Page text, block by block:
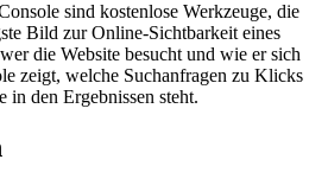
sind kostenlose Werkzeuge, die
Bild zur Online-Sichtbarkeit eines
die Website besucht und wie er sich
zeigt, welche Suchanfragen zu Klicks
in den Ergebnissen steht.